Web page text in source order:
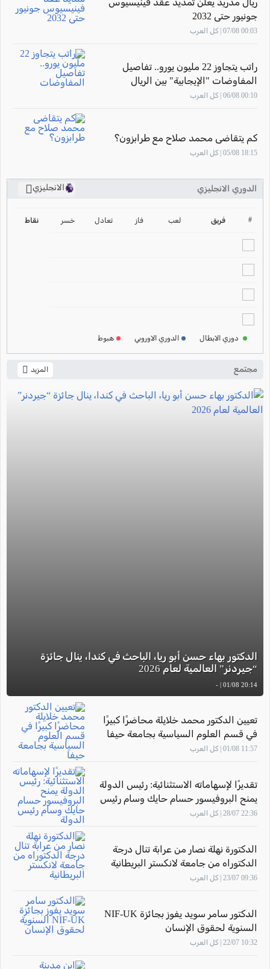
جونيور حتى 2032
00:03 07/08 | كل العرب
راتب يتجاوز 22 مليون يورو.. تفاصيل
المفاوضات "الإيجابية" بين الريال
وفينيسيوس
00:10 06/08 | كل العرب
كم يتقاضى محمد صلاح مع طرابزون؟
18:15 05/08 | كل العرب
الدوري الانجليزي
الانجليزي
2024-2025
ترتيب الدوري الايطالي
# فريق لعب فاز تعادل خسر نقاط
دوري الابطال الدوري الاوروبي هبوط
مجتمع المزيد
الدكتور بهاء حسن أبو ريا، الباحث في كندا، ينال جائزة
“جيردنر” العالمية لعام 2026
20:14 01/08 | -
تعيين الدكتور محمد خلايلة محاضرًا كبيرًا
في قسم العلوم السياسية بجامعة حيفا
11:57 01/08 | كل العرب
تقديرًا لإسهاماته الاستثنائية: رئيس الدولة
يمنح البروفيسور حسام حايك وسام رئيس
الدولة
22:36 28/07 | كل العرب
الدكتورة نهلة نصار من عرابة تنال درجة
الدكتوراه من جامعة لانكستر البريطانية
09:36 23/07 | كل العرب
الدكتور سامر سويد يفوز بجائزة NIF-UK
السنوية لحقوق الإنسان
10:32 22/07 | كل العرب